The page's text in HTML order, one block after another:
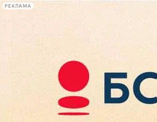
РЕКЛАМА
Сегодня:
2026.08.09
05:44
Афиша Plus